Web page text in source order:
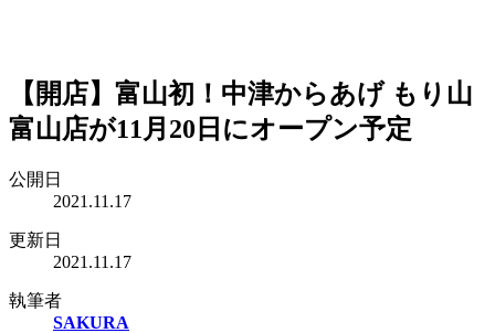
【開店】富山初！中津からあげ もり山
富山店が11月20日にオープン予定
公開日
2021.11.17
更新日
2021.11.17
執筆者
SAKURA